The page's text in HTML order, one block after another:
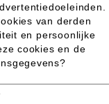
STK ROSE
review(s)
van derden
en persoonlijke
cookies en de